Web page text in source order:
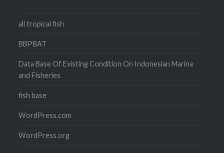
all tropical fish
BBPBAT
Data Base Of Existing Condition On Indonesian Marine
and Fisheries
fish base
WordPress.com
WordPress.org